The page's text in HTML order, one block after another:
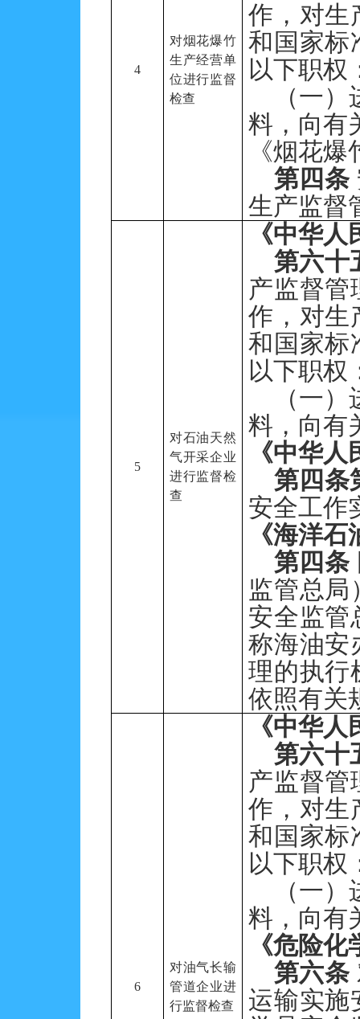
4
对烟花爆竹
生产经营单
位进行监督
检查
作，对生
和国家标
以下职权
（一
料，向有
《烟花爆
第四条
生产监督
5
对石油天然
气开采企业
进行监督检
查
《中华
第六十
产监督管
作，对生
和国家标
以下职权
（一
料，向有
《中华人
第四条
安全工作
《海洋
第四条
监管总局
安全监管
称海油安
理的执行
依照有关
6
对油气长输
管道企业进
行监督检查
《中华
第六十
产监督管
作，对生
和国家标
以下职权
（一
料，向有
《危险
第六条
运输实施